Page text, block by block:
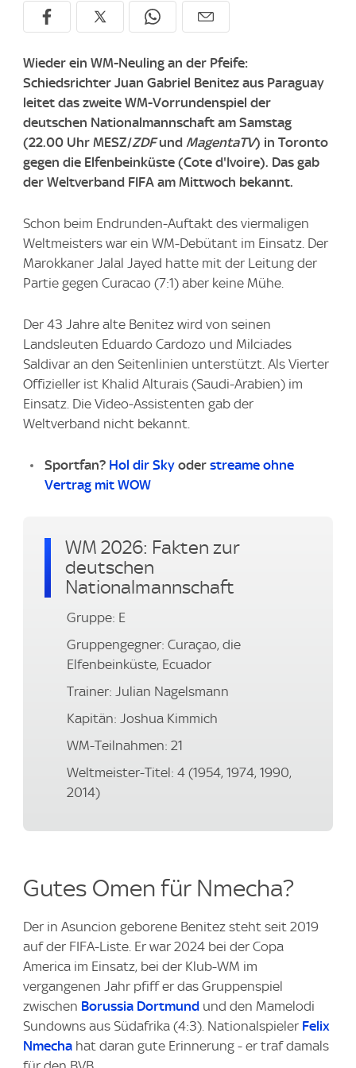
Wieder ein WM-Neuling an der Pfeife:
Schiedsrichter Juan Gabriel Benitez aus Paraguay
leitet das zweite WM-Vorrundenspiel der
deutschen Nationalmannschaft am Samstag
(22.00 Uhr MESZ/ZDFund MagentaTV) in Toronto
gegen die Elfenbeinküste (Cote d'Ivoire). Das gab
der Weltverband FIFA am Mittwoch bekannt.
Schon beim Endrunden-Auftakt des viermaligen
Weltmeisters war ein WM-Debütant im Einsatz. Der
Marokkaner Jalal Jayed hatte mit der Leitung der
Partie gegen Curacao (7:1) aber keine Mühe.
Der 43 Jahre alte Benitez wird von seinen
Landsleuten Eduardo Cardozo und Milciades
Saldivar an den Seitenlinien unterstützt. Als Vierter
Offizieller ist Khalid Alturais (Saudi-Arabien) im
Einsatz. Die Video-Assistenten gab der
Weltverband nicht bekannt.
Sportfan? Hol dir Sky oder streame ohne
Vertrag mit WOW
WM 2026: Fakten zur
deutschen
Nationalmannschaft
Gruppe: E
Gruppengegner: Curaçao, die
Elfenbeinküste, Ecuador
Trainer: Julian Nagelsmann
Kapitän: Joshua Kimmich
WM-Teilnahmen: 21
Weltmeister-Titel: 4 (1954, 1974, 1990,
2014)
Gutes Omen für Nmecha?
Der in Asuncion geborene Benitez steht seit 2019
auf der FIFA-Liste. Er war 2024 bei der Copa
America im Einsatz, bei der Klub-WM im
vergangenen Jahr pfiff er das Gruppenspiel
zwischen Borussia Dortmund und den Mamelodi
Sundowns aus Südafrika (4:3). Nationalspieler Felix
Nmecha hat daran gute Erinnerung - er traf damals